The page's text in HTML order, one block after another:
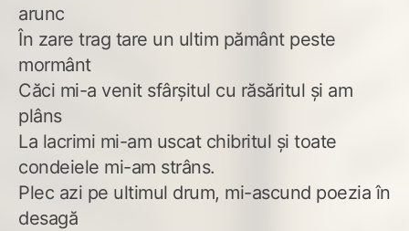
arunc
În zare trag tare un ultim pământ peste
mormânt
Căci mi-a venit sfârșitul cu răsăritul și am
plâns
La lacrimi mi-am uscat chibritul și toate
condeiele mi-am strâns.
Plec azi pe ultimul drum, mi-ascund poezia în
desagă